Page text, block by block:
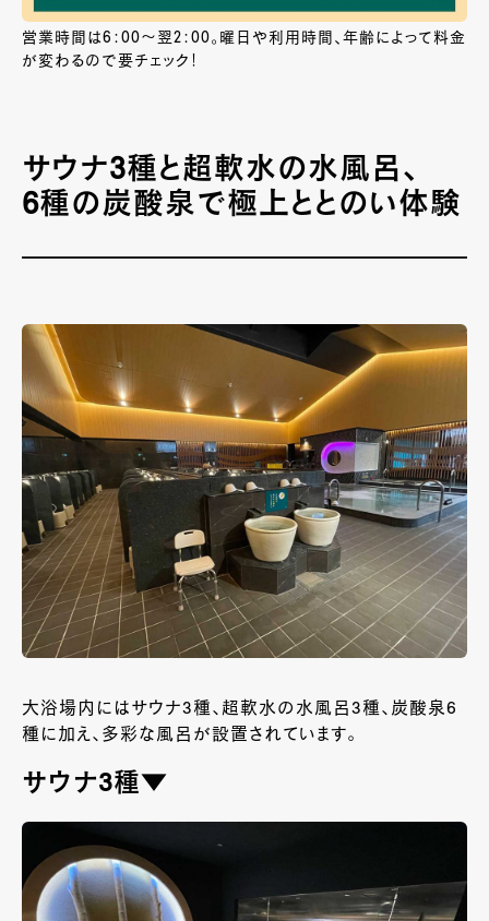
営業時間は6：00～翌2：00。曜日や利用時間、年齢によって料金
が変わるので要チェック！
サウナ3種と超軟水の水風呂、
6種の炭酸泉で極上ととのい体験
大浴場内にはサウナ3種、超軟水の水風呂3種、炭酸泉6
種に加え、多彩な風呂が設置されています。
サウナ3種▼